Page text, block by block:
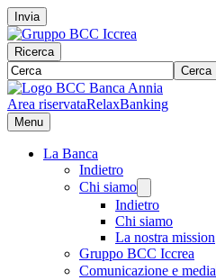
Invia
Ricerca
Cerca
Area riservataRelaxBanking
Menu
La Banca
Indietro
Chi siamo
Indietro
Chi siamo
La nostra mission
Gruppo BCC Iccrea
Comunicazione e media